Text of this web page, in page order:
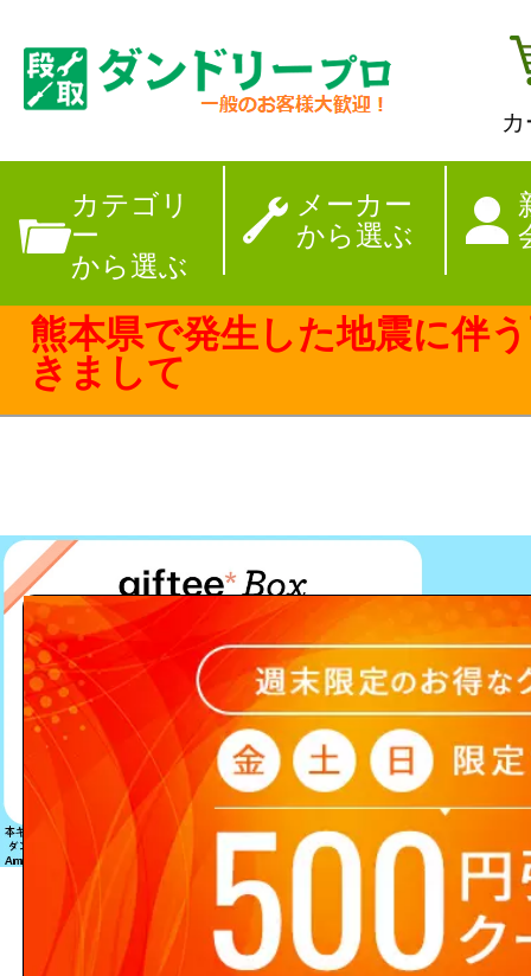
カテゴリ
ー
から選ぶ
メーカー
から選ぶ
【夏季休暇のお
熊本県で発生した地震に伴
きまして
該当する商品は見つかりません